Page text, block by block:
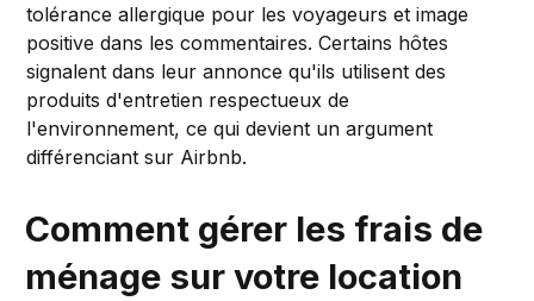
tolérance allergique pour les voyageurs et image
positive dans les commentaires. Certains hôtes
signalent dans leur annonce qu'ils utilisent des
produits d'entretien respectueux de
l'environnement, ce qui devient un argument
différenciant sur Airbnb.
Comment gérer les frais de
ménage sur votre location